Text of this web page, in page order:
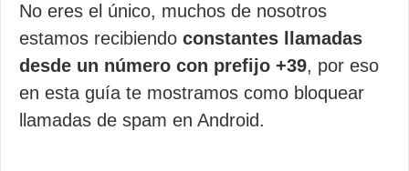
No eres el único, muchos de nosotros
estamos recibiendo constantes llamadas
desde un número con prefijo +39, por eso
en esta guía te mostramos como bloquear
llamadas de spam en Android.